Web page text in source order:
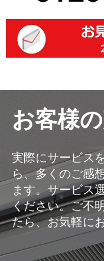
お客様
実際にサービス
ら、多くのご感
ます。サービス
ください。ご不
たら、お気軽に